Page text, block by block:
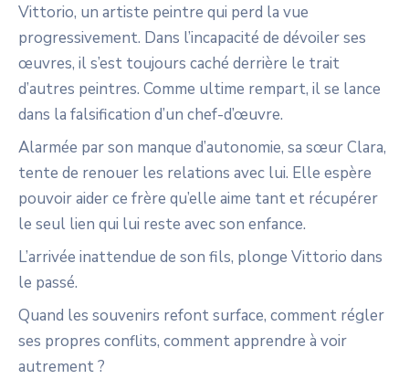
Vittorio, un artiste peintre qui perd la vue
progressivement. Dans l’incapacité de dévoiler ses
œuvres, il s’est toujours caché derrière le trait
d’autres peintres. Comme ultime rempart, il se lance
dans la falsification d’un chef-d’œuvre.
Alarmée par son manque d’autonomie, sa sœur Clara,
tente de renouer les relations avec lui. Elle espère
pouvoir aider ce frère qu’elle aime tant et récupérer
le seul lien qui lui reste avec son enfance.
L’arrivée inattendue de son fils, plonge Vittorio dans
le passé.
Quand les souvenirs refont surface, comment régler
ses propres conflits, comment apprendre à voir
autrement ?